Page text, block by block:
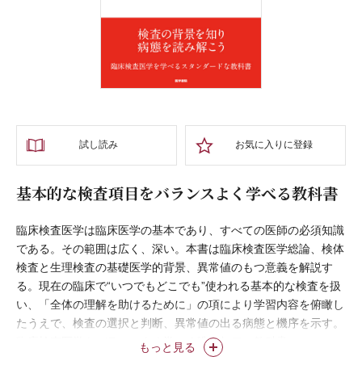
試し読み お気に入りに登録
基本的な検査項目をバランスよく学べる教科書
もっと見る
臨床検査医学は臨床医学の基本であり、すべての医師の必須知識
である。その範囲は広く、深い。本書は臨床検査医学総論、検体
検査と生理検査の基礎医学的背景、異常値のもつ意義を解説す
る。現在の臨床で“いつでもどこでも”使われる基本的な検査を扱
い、「全体の理解を助けるために」の項により学習内容を俯瞰し
たうえで、検査の選択と判断、異常値の出る病態と機序を示す。
臨床検査医学をバランスよく学べる唯一無二の教科書。